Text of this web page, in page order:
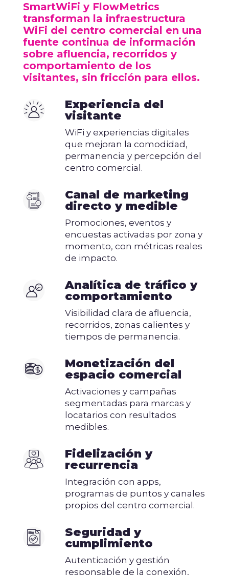
SmartWiFi y FlowMetrics
transforman la infraestructura
WiFi del centro comercial en una
fuente continua de información
sobre afluencia, recorridos y
comportamiento de los
visitantes, sin fricción para ellos.
Experiencia del
visitante
WiFi y experiencias digitales
que mejoran la comodidad,
permanencia y percepción del
centro comercial.
Canal de marketing
directo y medible
Promociones, eventos y
encuestas activadas por zona y
momento, con métricas reales
de impacto.
Analítica de tráfico y
comportamiento
Visibilidad clara de afluencia,
recorridos, zonas calientes y
tiempos de permanencia.
Monetización del
espacio comercial
Activaciones y campañas
segmentadas para marcas y
locatarios con resultados
medibles.
Fidelización y
recurrencia
Integración con apps,
programas de puntos y canales
propios del centro comercial.
Seguridad y
cumplimiento
Autenticación y gestión
responsable de la conexión,